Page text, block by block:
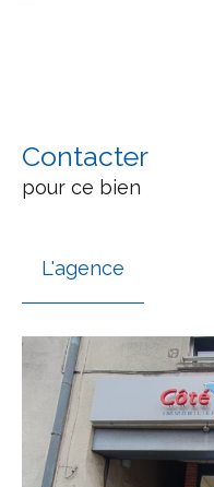
Contacter
pour ce bien
L'agence